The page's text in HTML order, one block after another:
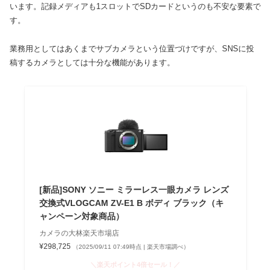
います。記録メディアも1スロットでSDカードというのも不安な要素で
す。
業務用としてはあくまでサブカメラという位置づけですが、SNSに投
稿するカメラとしては十分な機能があります。
[新品]SONY ソニー ミラーレス一眼カメラ レンズ
交換式VLOGCAM ZV-E1 B ボディ ブラック（キ
ャンペーン対象商品）
カメラの大林楽天市場店
¥298,725
（2025/09/11 07:49時点 | 楽天市場調べ）
＼楽天ポイント4倍セール！／